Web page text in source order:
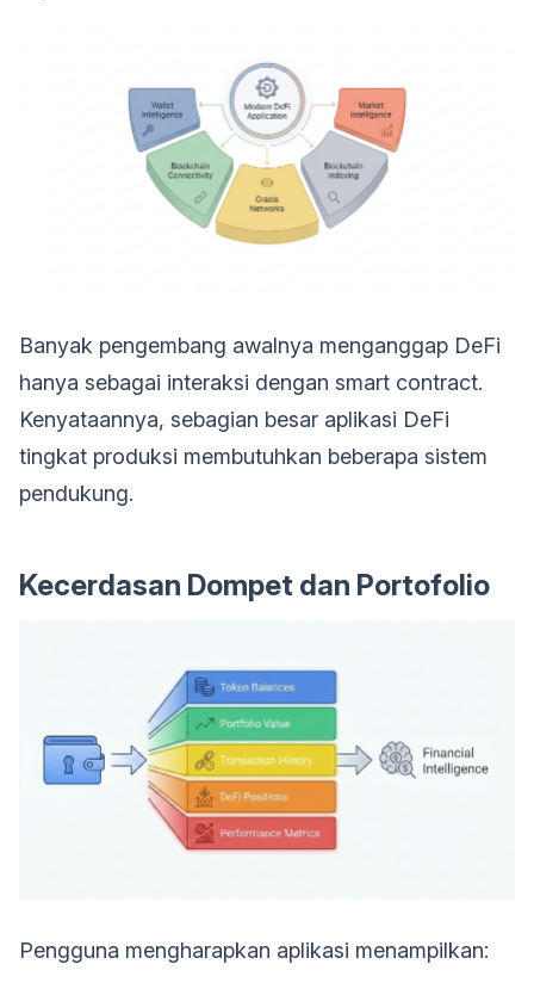
Banyak pengembang awalnya menganggap DeFi
hanya sebagai interaksi dengan smart contract.
Kenyataannya, sebagian besar aplikasi DeFi
tingkat produksi membutuhkan beberapa sistem
pendukung.
Kecerdasan Dompet dan Portofolio
Pengguna mengharapkan aplikasi menampilkan: